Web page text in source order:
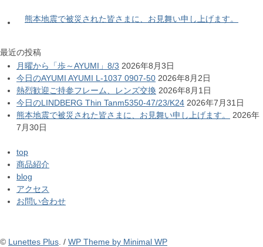
熊本地震で被災された皆さまに、お見舞い申し上げます。
最近の投稿
月曜から「歩～AYUMI」8/3 2026年8月3日
今日のAYUMI AYUMI L-1037 0907-50 2026年8月2日
熱烈歓迎ご持参フレーム、レンズ交換 2026年8月1日
今日のLINDBERG Thin Tanm5350-47/23/K24 2026年7月31日
熊本地震で被災された皆さまに、お見舞い申し上げます。
2026年
7月30日
top
商品紹介
blog
アクセス
お問い合わせ
© Lunettes Plus . / WP Theme by Minimal WP